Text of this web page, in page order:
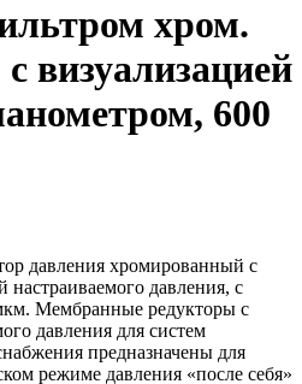
хром.
визуализацией
600
давления хромированный с
настраиваемого давления, с
Мембранные редукторы с
давления для систем
предназначены для
режиме давления «после себя»